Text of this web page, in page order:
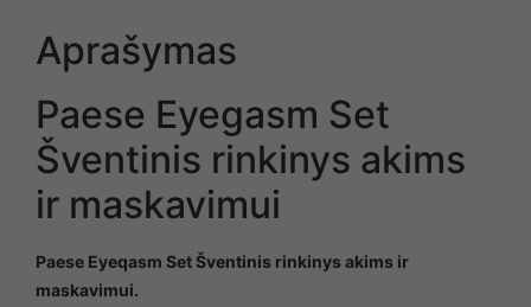
Aprašymas
Paese Eyegasm Set
Šventinis rinkinys akims
ir maskavimui
Paese Eyeqasm Set Šventinis rinkinys akims ir
maskavimui.